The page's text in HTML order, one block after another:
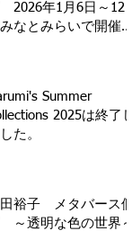
2026年1月6日～12
なとみらいで開催決
Summer
2025は終了し
た。
裕子 メタバース個
～透明な色の世界～